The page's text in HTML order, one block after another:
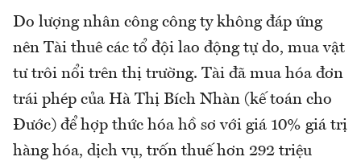
Do lượng nhân công công ty không đáp ứng
nên Tài thuê các tổ đội lao động tự do, mua vật
tư trôi nổi trên thị trường. Tài đã mua hóa đơn
trái phép của Hà Thị Bích Nhàn (kế toán cho
Đước) để hợp thức hóa hồ sơ với giá 10% giá trị
hàng hóa, dịch vụ, trốn thuế hơn 292 triệu